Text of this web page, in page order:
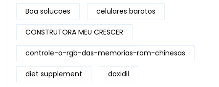
Boa solucoes celulares baratos
CONSTRUTORA MEU CRESCER
controle-o-rgb-das-memorias-ram-chinesas
diet supplement doxidil